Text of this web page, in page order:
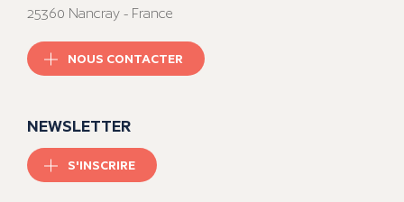
25360 Nancray - France
NOUS CONTACTER
NEWSLETTER
S'INSCRIRE